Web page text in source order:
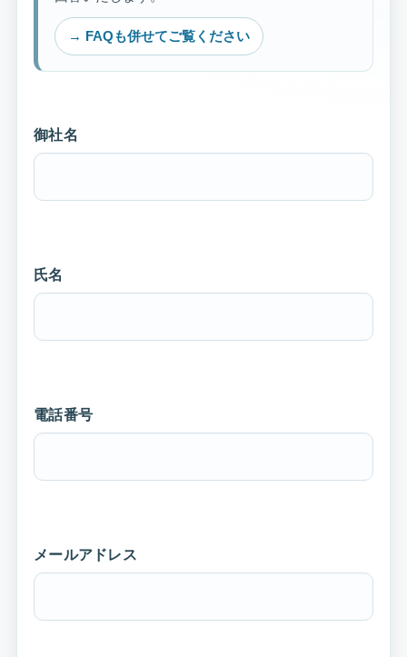
→ FAQも併せてご覧ください
御社名
氏名
電話番号
メールアドレス